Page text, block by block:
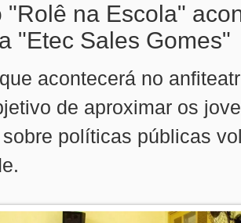
"Rolê na Escola"
"Etec Sales Gomes"
acontecerá no
de aproximar os
políticas públicas